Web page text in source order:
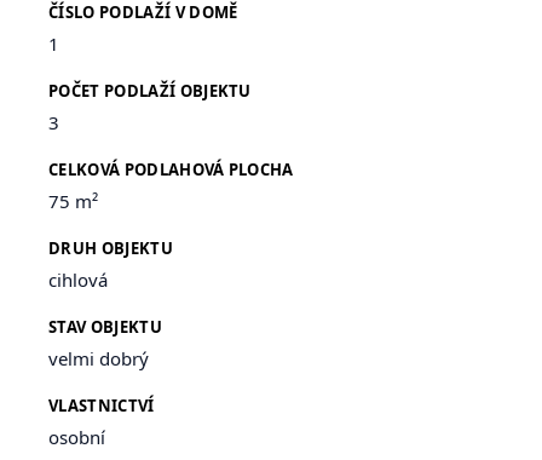
ČÍSLO PODLAŽÍ V DOMĚ
1
POČET PODLAŽÍ OBJEKTU
3
CELKOVÁ PODLAHOVÁ PLOCHA
75 m²
DRUH OBJEKTU
cihlová
STAV OBJEKTU
velmi dobrý
VLASTNICTVÍ
osobní